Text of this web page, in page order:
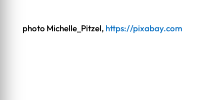
photo Michelle_Pitzel, https://pixabay.com